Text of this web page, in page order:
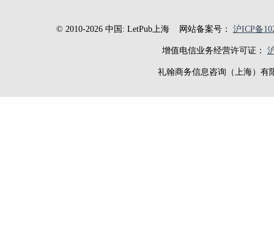
© 2010-2026 中国: LetPub上海网站备案号： 沪ICP备
增值电信业务经营许可证：
礼翰商务信息咨询（上海）